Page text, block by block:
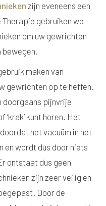
zijn eveneens een
gebruiken we
om uw gewrichten
bewegen.
maken van
gewrichten op te heffen.
doorgaans pijnvrije
‘krak’ kunt horen. Het
het vacuüm in het
en wordt dus door niets
ontstaat dus geen
zijn zeer veilig en
Door de